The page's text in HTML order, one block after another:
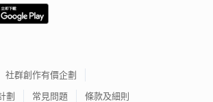
社群創作有價企劃
劃
常見問題 條款及細則